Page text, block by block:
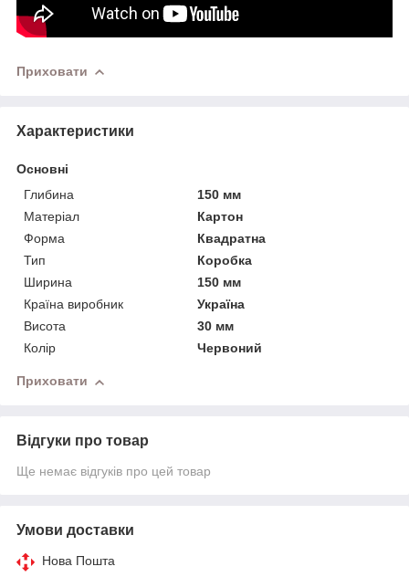
Приховати
Характеристики
Основні
Глибина
150 мм
Матеріал
Картон
Форма
Квадратна
Тип
Коробка
Ширина
150 мм
Країна виробник
Україна
Висота
30 мм
Колір
Червоний
Приховати
Відгуки про товар
Ще немає відгуків про цей товар
Умови доставки
Нова Пошта